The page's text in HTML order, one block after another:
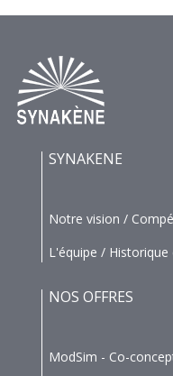
SYNAKENE
Notre vision /
L'équipe / Historique
NOS OFFRES
ModSim - Co-